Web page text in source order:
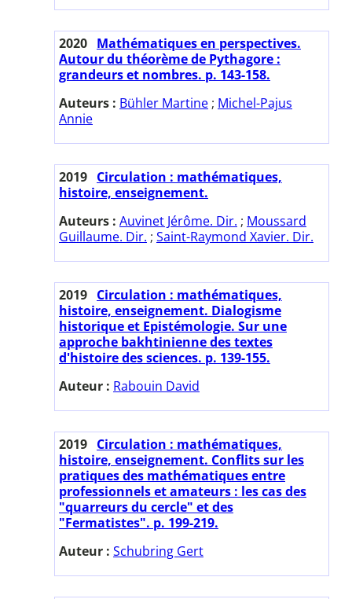
2020 Mathématiques en perspectives.
Autour du théorème de Pythagore :
grandeurs et nombres. p. 143-158.
Auteurs : Bühler Martine ; Michel-Pajus
Annie
2019 Circulation : mathématiques,
histoire, enseignement.
Auteurs : Auvinet Jérôme. Dir. ; Moussard
Guillaume. Dir. ; Saint-Raymond Xavier. Dir.
2019 Circulation : mathématiques,
histoire, enseignement. Dialogisme
historique et Epistémologie. Sur une
approche bakhtinienne des textes
d'histoire des sciences. p. 139-155.
Auteur : Rabouin David
2019 Circulation : mathématiques,
histoire, enseignement. Conflits sur les
pratiques des mathématiques entre
professionnels et amateurs : les cas des
"quarreurs du cercle" et des
"Fermatistes". p. 199-219.
Auteur : Schubring Gert